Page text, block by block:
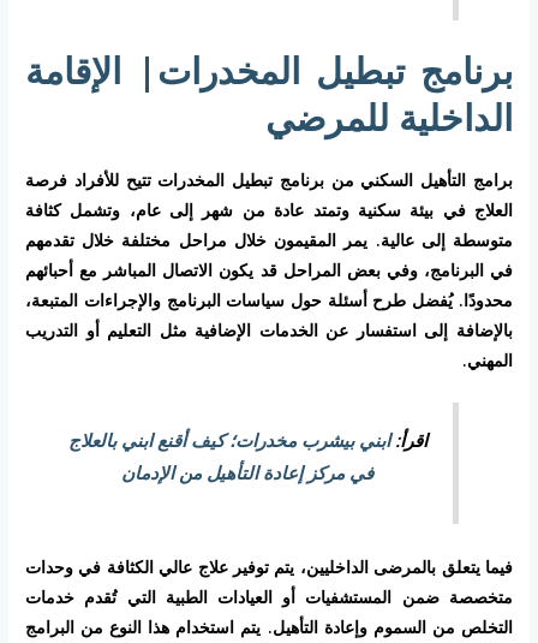
برنامج تبطيل المخدرات| الإقامة
الداخلية للمرضي
برامج التأهيل السكني من برنامج تبطيل المخدرات تتيح للأفراد فرصة
العلاج في بيئة سكنية وتمتد عادة من شهر إلى عام، وتشمل كثافة
متوسطة إلى عالية. يمر المقيمون خلال مراحل مختلفة خلال تقدمهم
في البرنامج، وفي بعض المراحل قد يكون الاتصال المباشر مع أحبائهم
محدودًا. يُفضل طرح أسئلة حول سياسات البرنامج والإجراءات المتبعة،
بالإضافة إلى استفسار عن الخدمات الإضافية مثل التعليم أو التدريب
المهني.
اقرأ:ابني بيشرب مخدرات؛ كيف أقنع ابني بالعلاج
في مركز إعادة التأهيل من الإدمان
فيما يتعلق بالمرضى الداخليين، يتم توفير علاج عالي الكثافة في وحدات
متخصصة ضمن المستشفيات أو العيادات الطبية التي تُقدم خدمات
التخلص من السموم وإعادة التأهيل. يتم استخدام هذا النوع من البرامج